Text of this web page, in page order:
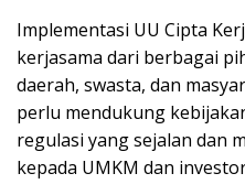
Implementasi UU Cipta
kerjasama dari berbagai
daerah, swasta, dan
perlu mendukung
regulasi yang sejalan dan
kepada UMKM dan